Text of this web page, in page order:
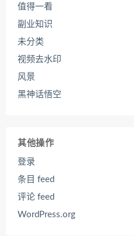
值得一看
副业知识
未分类
视频去水印
风景
黑神话悟空
其他操作
登录
条目 feed
评论 feed
WordPress.org